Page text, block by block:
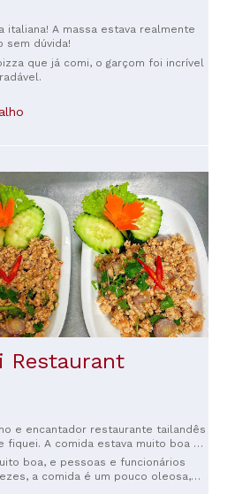
italiana! A massa estava realmente
sem dúvida!
que já comi, o garçom foi incrível
alho
Restaurant
e encantador restaurante tailandês
fiquei. A comida estava muito boa e
impecável.
boa, e pessoas e funcionários
a comida é um pouco oleosa,